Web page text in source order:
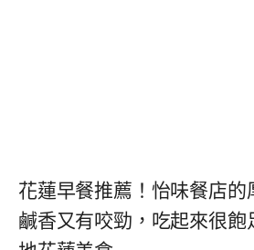
花蓮早餐推薦！怡味餐店的
鹹香又有咬勁，吃起來很飽